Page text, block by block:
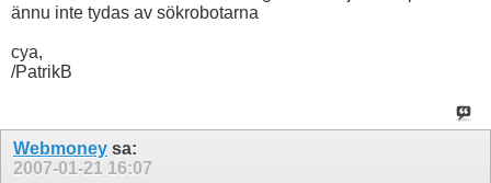
ännu inte tydas av sökrobotarna
cya,
/PatrikB
Webmoney sa:
2007-01-21 16:07